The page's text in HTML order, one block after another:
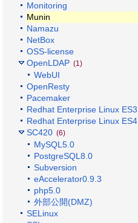
Monitoring
Munin
Namazu
NetBox
OSS-license
OpenLDAP (1)
WebUI
OpenResty
Pacemaker
Redhat Enterprise Linux ES3
Redhat Enterprise Linux ES4
SC420 (6)
MySQL5.0
PostgreSQL8.0
Subversion
eAccelerator0.9.3
php5.0
外部公開(DMZ)
SELinux